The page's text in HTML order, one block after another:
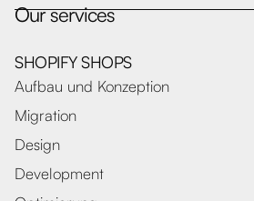
Our services
SHOPIFY SHOPS
Aufbau und Konzeption
Migration
Design
Development